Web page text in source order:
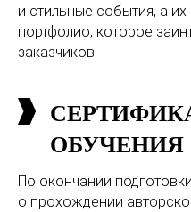
и стильные события, а
портфолио, которое
заказчиков.
ОБУЧЕНИЯ
По окончании
о прохождении